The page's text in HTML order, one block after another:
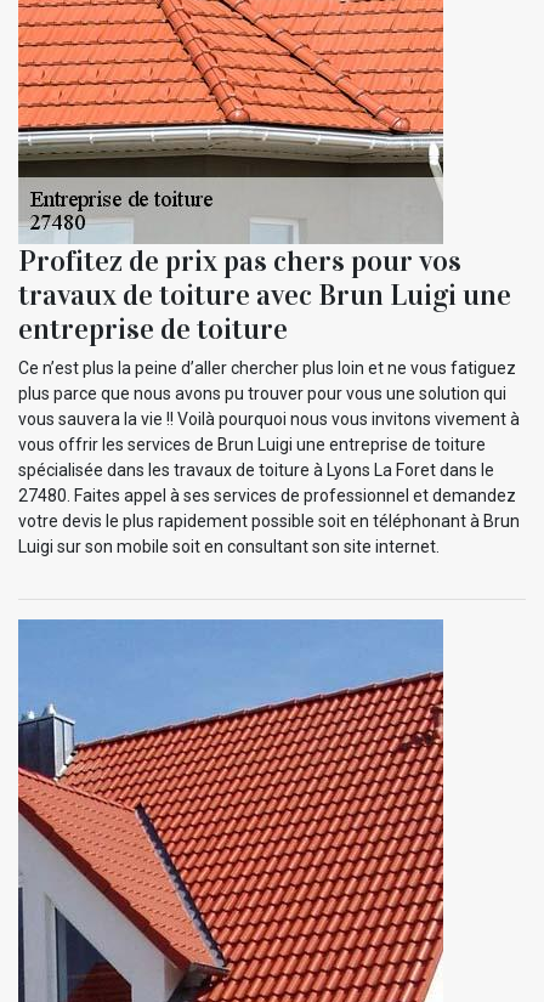
Profitez de prix pas chers pour vos
travaux de toiture avec Brun Luigi une
entreprise de toiture
Ce n’est plus la peine d’aller chercher plus loin et ne vous fatiguez
plus parce que nous avons pu trouver pour vous une solution qui
vous sauvera la vie !! Voilà pourquoi nous vous invitons vivement à
vous offrir les services de Brun Luigi une entreprise de toiture
spécialisée dans les travaux de toiture à Lyons La Foret dans le
27480. Faites appel à ses services de professionnel et demandez
votre devis le plus rapidement possible soit en téléphonant à Brun
Luigi sur son mobile soit en consultant son site internet.